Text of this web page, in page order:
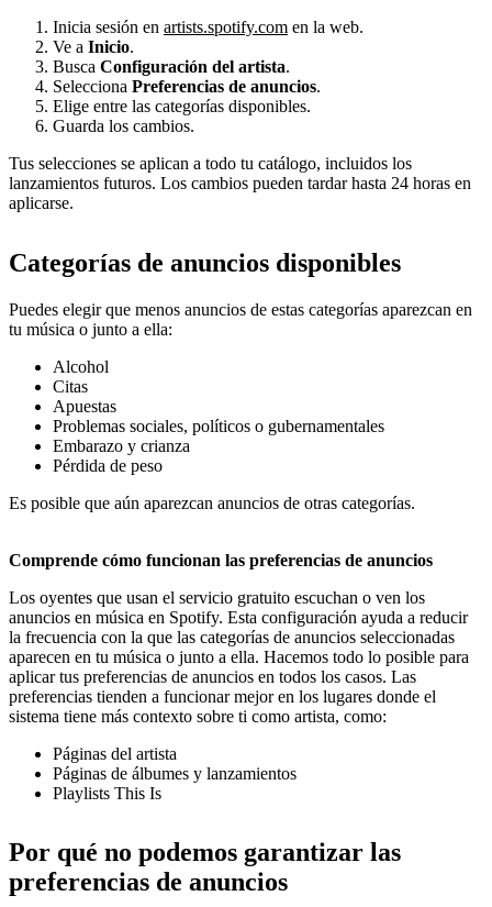
Inicia sesión en artists.spotify.com en la web.
Ve a Inicio.
Busca Configuración del artista.
Selecciona Preferencias de anuncios.
Elige entre las categorías disponibles.
Guarda los cambios.
Tus selecciones se aplican a todo tu catálogo, incluidos los
lanzamientos futuros. Los cambios pueden tardar hasta 24 horas en
aplicarse.
Categorías de anuncios disponibles
Puedes elegir que menos anuncios de estas categorías aparezcan en
tu música o junto a ella:
Alcohol
Citas
Apuestas
Problemas sociales, políticos o gubernamentales
Embarazo y crianza
Pérdida de peso
Es posible que aún aparezcan anuncios de otras categorías.
Comprende cómo funcionan las preferencias de anuncios
Los oyentes que usan el servicio gratuito escuchan o ven los
anuncios en música en Spotify. Esta configuración ayuda a reducir
la frecuencia con la que las categorías de anuncios seleccionadas
aparecen en tu música o junto a ella. Hacemos todo lo posible para
aplicar tus preferencias de anuncios en todos los casos. Las
preferencias tienden a funcionar mejor en los lugares donde el
sistema tiene más contexto sobre ti como artista, como:
Páginas del artista
Páginas de álbumes y lanzamientos
Playlists This Is
Por qué no podemos garantizar las
preferencias de anuncios